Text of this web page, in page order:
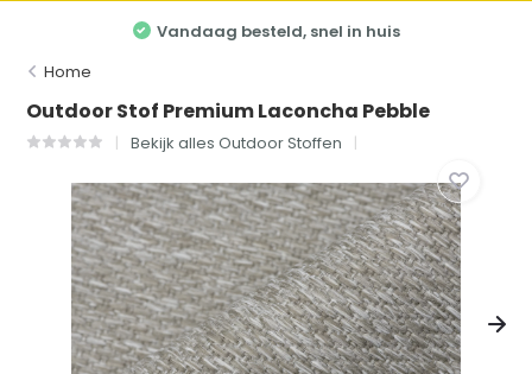
Elke week nieuwe stoffen
Home
Outdoor Stof Premium Laconcha Pebble
Bekijk alles Outdoor Stoffen